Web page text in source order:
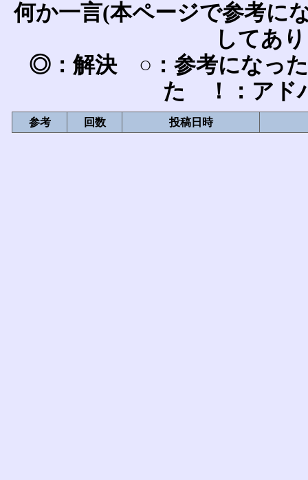
何か一言(本ページで参考に
してあ
◎：解決 ○：参考になっ
た ！：アド
参考 回数 投稿日時